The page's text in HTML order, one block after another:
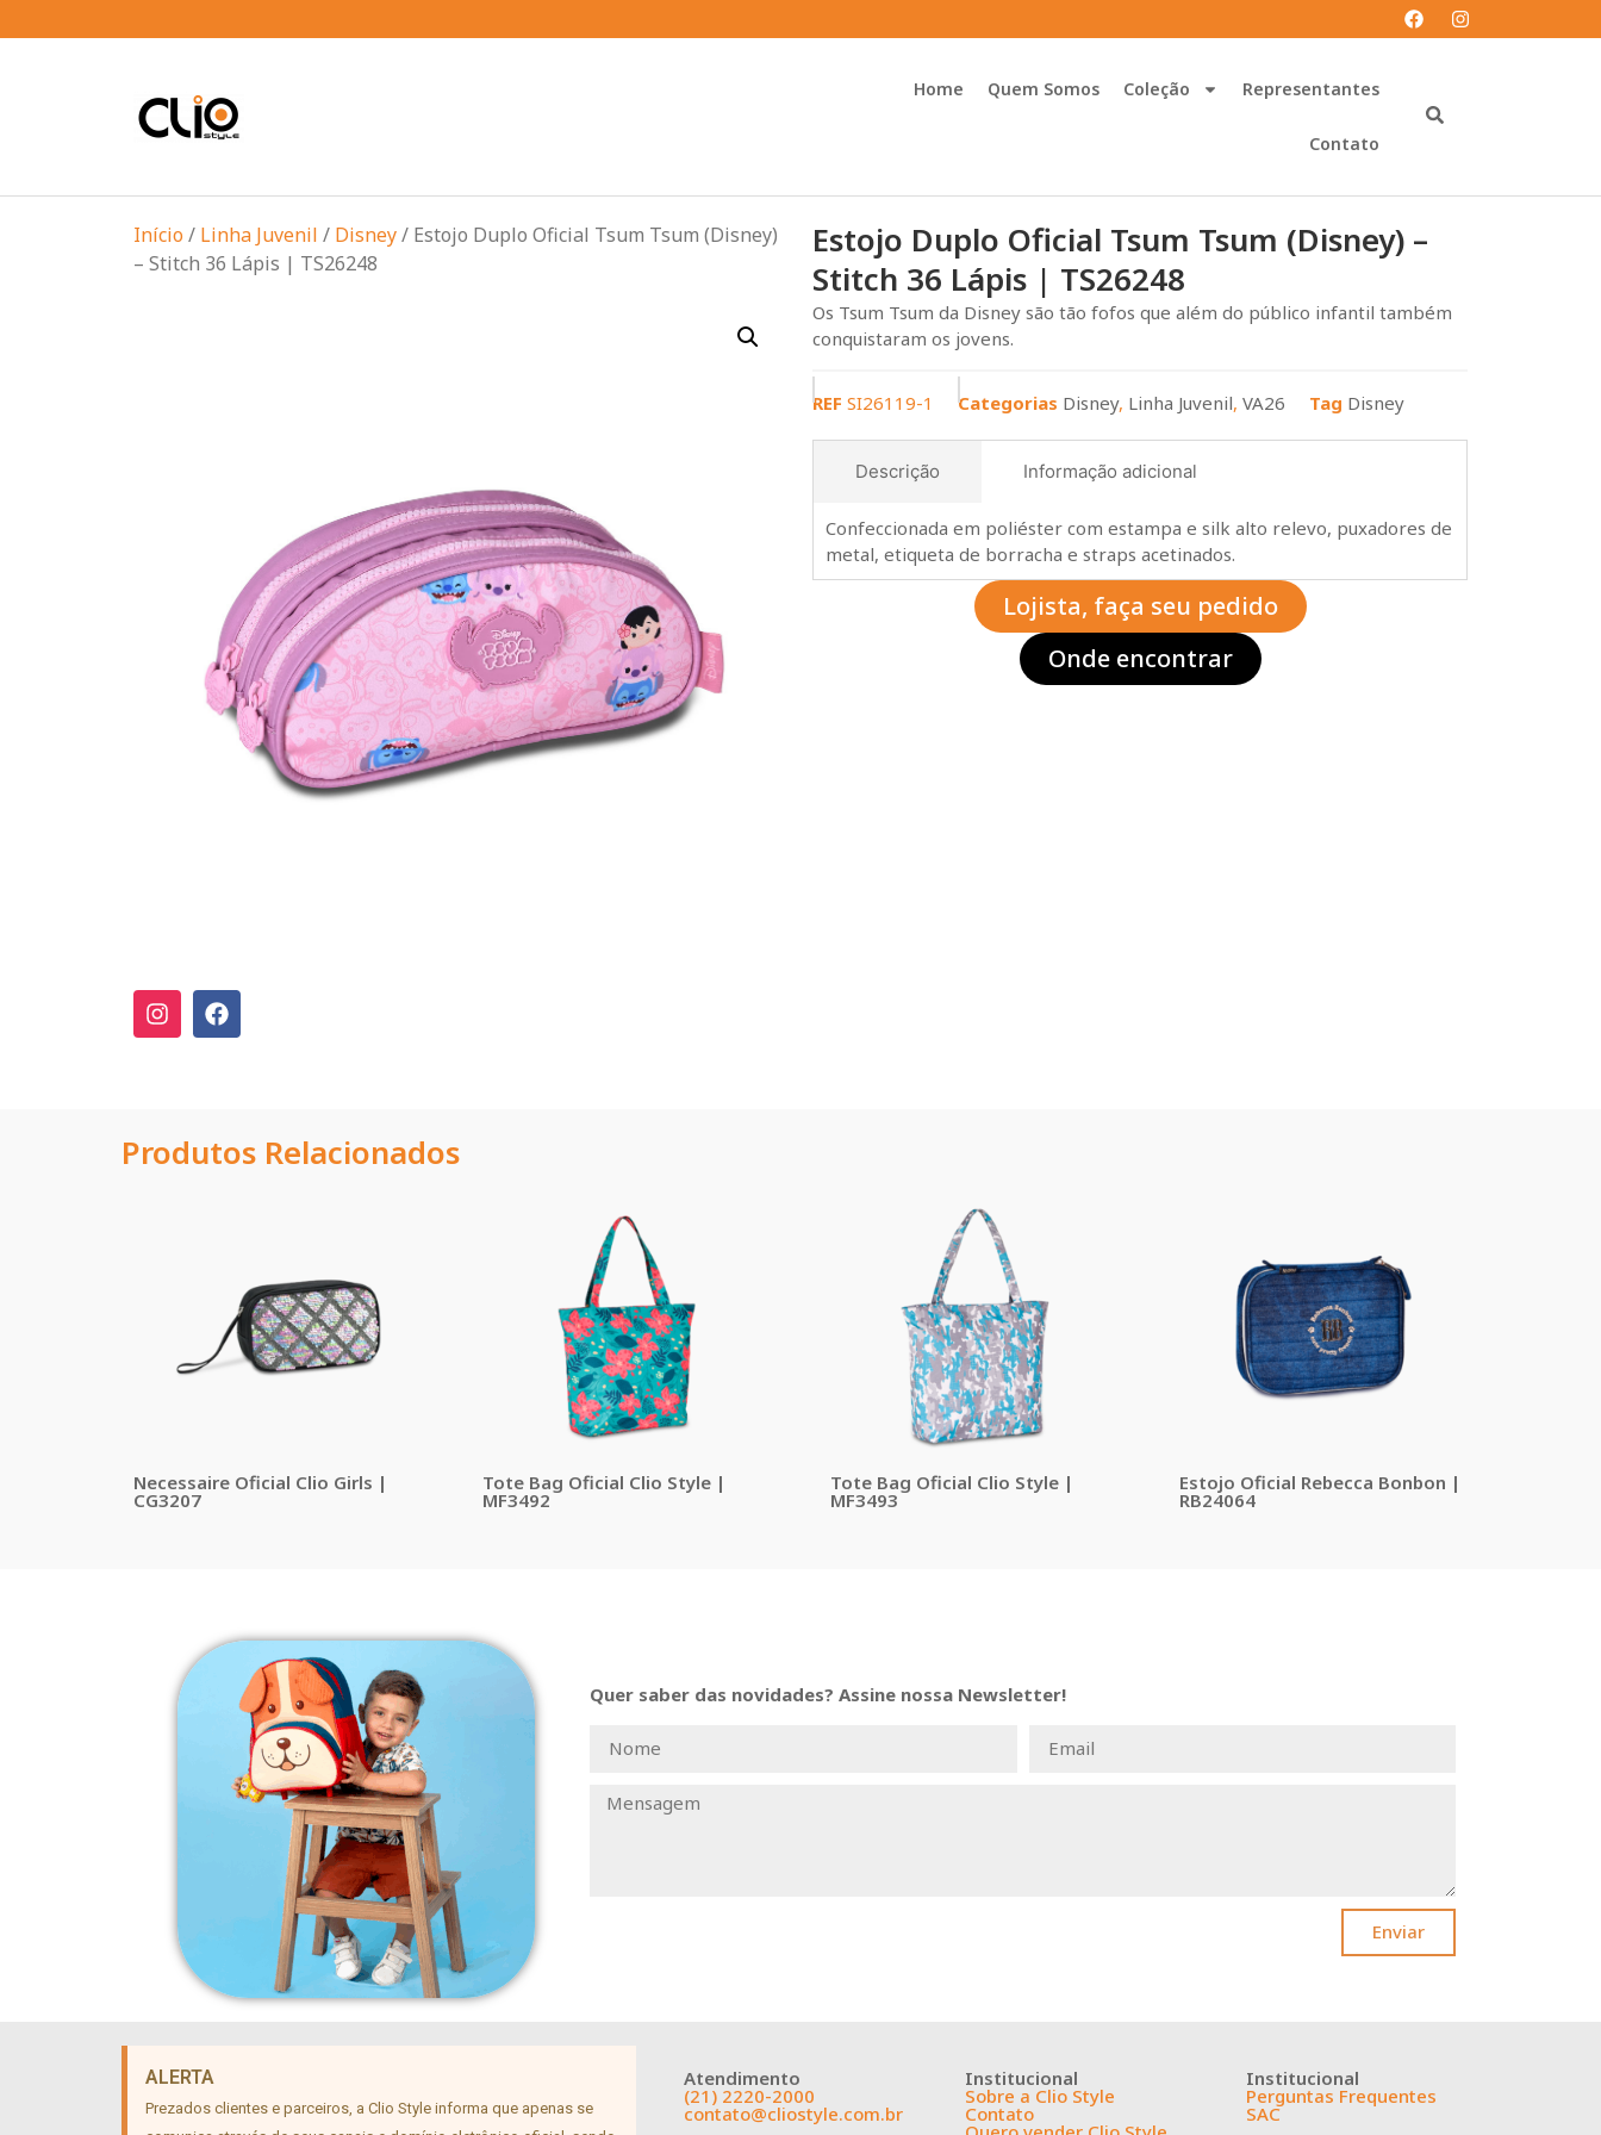
Home Quem Somos Coleção Representantes
Contato
Início / Linha Juvenil / Disney/ Estojo Duplo Oficial Tsum Tsum (Disney)
– Stitch 36 Lápis | TS26248
Estojo Duplo Oficial Tsum Tsum (Disney) –
Stitch 36 Lápis | TS26248
Os Tsum Tsum da Disney são tão fofos que além do público infantil também
conquistaram os jovens.
REF SI26119-1 Categorias Disney, Linha Juvenil, VA26 Tag Disney
Descrição Informação adicional
Confeccionada em poliéster com estampa e silk alto relevo, puxadores de
metal, etiqueta de borracha e straps acetinados.
Lojista, faça seu pedido
Onde encontrar
Produtos Relacionados
Necessaire Oficial Clio Girls |
CG3207
Tote Bag Oficial Clio Style |
MF3492
Tote Bag Oficial Clio Style |
MF3493
Estojo Oficial Rebecca Bonbon |
RB24064
Quer saber das novidades? Assine nossa Newsletter!
Enviar
ALERTA
Prezados clientes e parceiros, a Clio Style informa que apenas se
Atendimento
(21) 2220-2000
contato@cliostyle.com.br
Institucional
Sobre a Clio Style
Contato
Institucional
Perguntas Frequentes
SAC